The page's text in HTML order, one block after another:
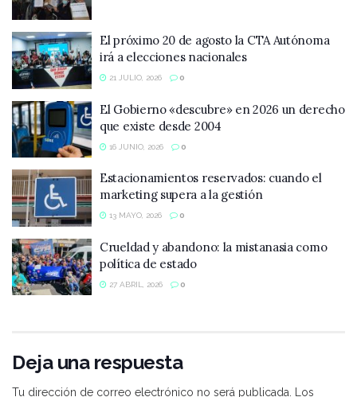
El próximo 20 de agosto la CTA Autónoma
irá a elecciones nacionales
21 JULIO, 2026 0
El Gobierno «descubre» en 2026 un derecho
que existe desde 2004
16 JUNIO, 2026 0
Estacionamientos reservados: cuando el
marketing supera a la gestión
13 MAYO, 2026 0
Crueldad y abandono: la mistanasia como
política de estado
27 ABRIL, 2026 0
Deja una respuesta
Tu dirección de correo electrónico no será publicada. Los